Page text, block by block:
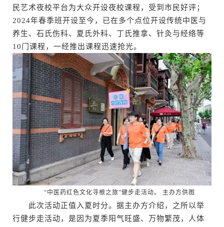
民艺术夜校平台为大众开设夜校课程，受到市民好评；
2024年春季班开设至今，已在多个点位开设传统中医与
养生、石氏伤科、夏氏外科、丁氏推拿、针灸与经络等
10门课程，一经推出课程迅速抢光。
“中医药红色文化寻根之旅”健步走活动。 主办方供图
此次活动正值入夏时分。据主办方介绍，之所以举
行健步走活动，是因为夏季阳气旺盛、万物繁茂，人体